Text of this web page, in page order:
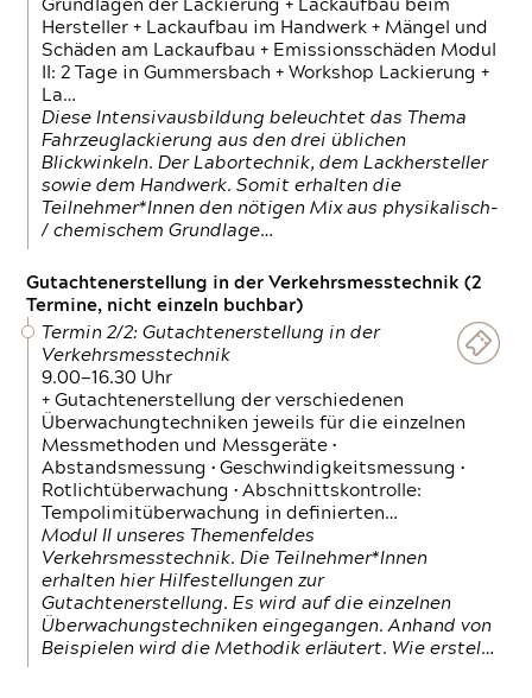
Grundlagen der Lackierung + Lackaufbau beim
Hersteller + Lackaufbau im Handwerk + Mängel und
Schäden am Lackaufbau + Emissionsschäden Modul
II: 2 Tage in Gummersbach + Workshop Lackierung +
La…
Diese Intensivausbildung beleuchtet das Thema
Fahrzeuglackierung aus den drei üblichen
Blickwinkeln. Der Labortechnik, dem Lackhersteller
sowie dem Handwerk. Somit erhalten die
Teilnehmer*Innen den nötigen Mix aus physikalisch-
/ chemischem Grundlage…
Gutachtenerstellung in der Verkehrsmesstechnik (2
Termine, nicht einzeln buchbar)
Termin 2/2: Gutachtenerstellung in der
Verkehrsmesstechnik
9.00—16.30 Uhr
+ Gutachtenerstellung der verschiedenen
Überwachungtechniken jeweils für die einzelnen
Messmethoden und Messgeräte •
Abstandsmessung • Geschwindigkeitsmessung •
Rotlichtüberwachung • Abschnittskontrolle:
Tempolimitüberwachung in definierten…
Modul II unseres Themenfeldes
Verkehrsmesstechnik. Die Teilnehmer*Innen
erhalten hier Hilfestellungen zur
Gutachtenerstellung. Es wird auf die einzelnen
Überwachungstechniken eingegangen. Anhand von
Beispielen wird die Methodik erläutert. Wie erstel…